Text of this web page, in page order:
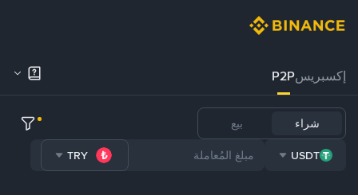
إكسبريسP2P
شراء بيع
USDT
TRY